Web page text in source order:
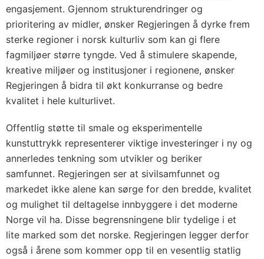
engasjement. Gjennom strukturendringer og
prioritering av midler, ønsker Regjeringen å dyrke frem
sterke regioner i norsk kulturliv som kan gi flere
fagmiljøer større tyngde. Ved å stimulere skapende,
kreative miljøer og institusjoner i regionene, ønsker
Regjeringen å bidra til økt konkurranse og bedre
kvalitet i hele kulturlivet.
Offentlig støtte til smale og eksperimentelle
kunstuttrykk representerer viktige investeringer i ny og
annerledes tenkning som utvikler og beriker
samfunnet. Regjeringen ser at sivilsamfunnet og
markedet ikke alene kan sørge for den bredde, kvalitet
og mulighet til deltagelse innbyggere i det moderne
Norge vil ha. Disse begrensningene blir tydelige i et
lite marked som det norske. Regjeringen legger derfor
også i årene som kommer opp til en vesentlig statlig